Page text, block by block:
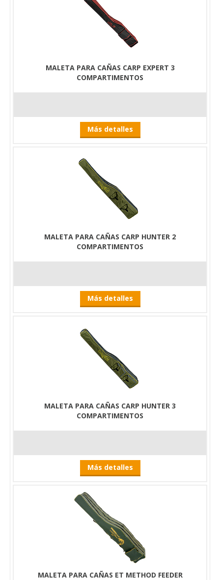
MALETA PARA CAÑAS CARP EXPERT 3
COMPARTIMENTOS
Más detalles
MALETA PARA CAÑAS CARP HUNTER 2
COMPARTIMENTOS
Más detalles
MALETA PARA CAÑAS CARP HUNTER 3
COMPARTIMENTOS
Más detalles
MALETA PARA CAÑAS ET METHOD FEEDER